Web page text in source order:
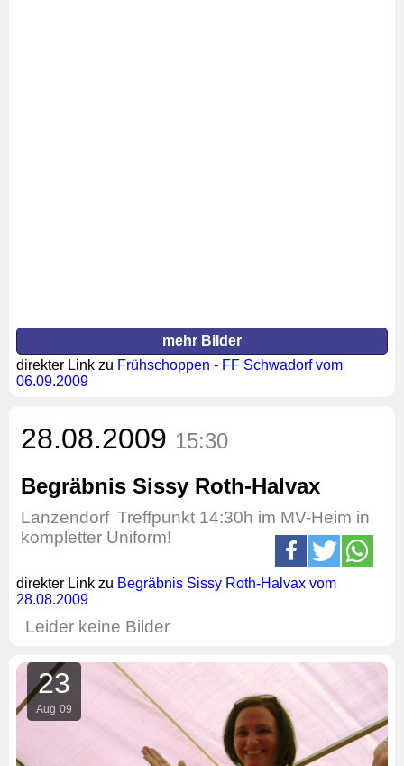
mehr Bilder
direkter Link zu Frühschoppen - FF Schwadorf vom
06.09.2009
28.08.2009 15:30
Begräbnis Sissy Roth-Halvax
Lanzendorf Treffpunkt 14:30h im MV-Heim in
kompletter Uniform!
direkter Link zu Begräbnis Sissy Roth-Halvax vom
28.08.2009
Leider keine Bilder
23
Aug 09